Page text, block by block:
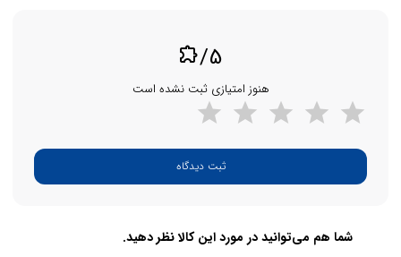
extension/5
هنوز امتیازی ثبت نشده است
ثبت دیدگاه
شما هم می‌توانید در مورد این کالا نظر دهید.